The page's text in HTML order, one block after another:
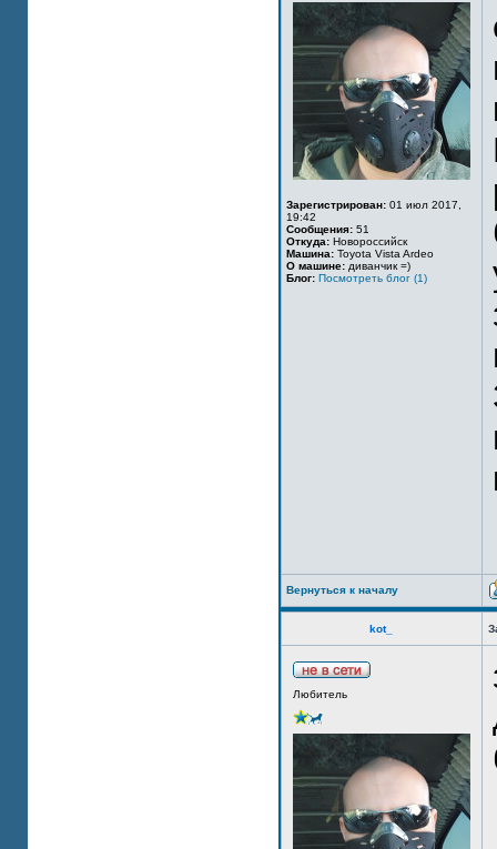
Зарегистрирован: 01 июл 2017,
19:42
Сообщения: 51
Откуда: Новороссийск
Машина: Toyota Vista Ardeo
О машине: диванчик =)
Блог: Посмотреть блог (1)
Вернуться к началу
kot_
Любитель